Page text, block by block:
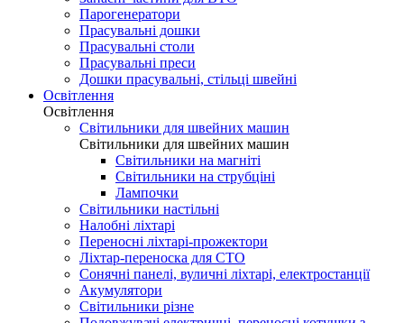
Парогенератори
Прасувальні дошки
Прасувальні столи
Прасувальні преси
Дошки прасувальні, стільці швейні
Освітлення
Освітлення
Світильники для швейних машин
Світильники для швейних машин
Світильники на магніті
Світильники на струбціні
Лампочки
Світильники настільні
Налобні ліхтарі
Переносні ліхтарі-прожектори
Ліхтар-переноска для СТО
Сонячні панелі, вуличні ліхтарі, електростанції
Акумулятори
Світильники різне